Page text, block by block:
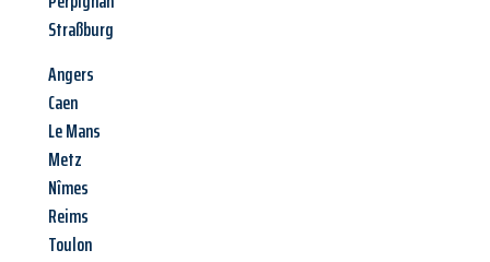
Straßburg
Angers
Caen
Le Mans
Metz
Nîmes
Reims
Toulon